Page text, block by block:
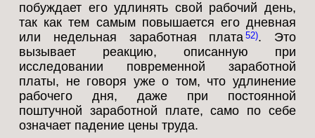
побуждает его удлинять свой рабочий день,
так как тем самым повышается его дневная
или недельная заработная плата 52 . Это
вызывает реакцию, описанную при
исследовании повременной заработной
платы, не говоря уже о том, что удлинение
рабочего дня, даже при постоянной
поштучной заработной плате, само по себе
означает падение цены труда.